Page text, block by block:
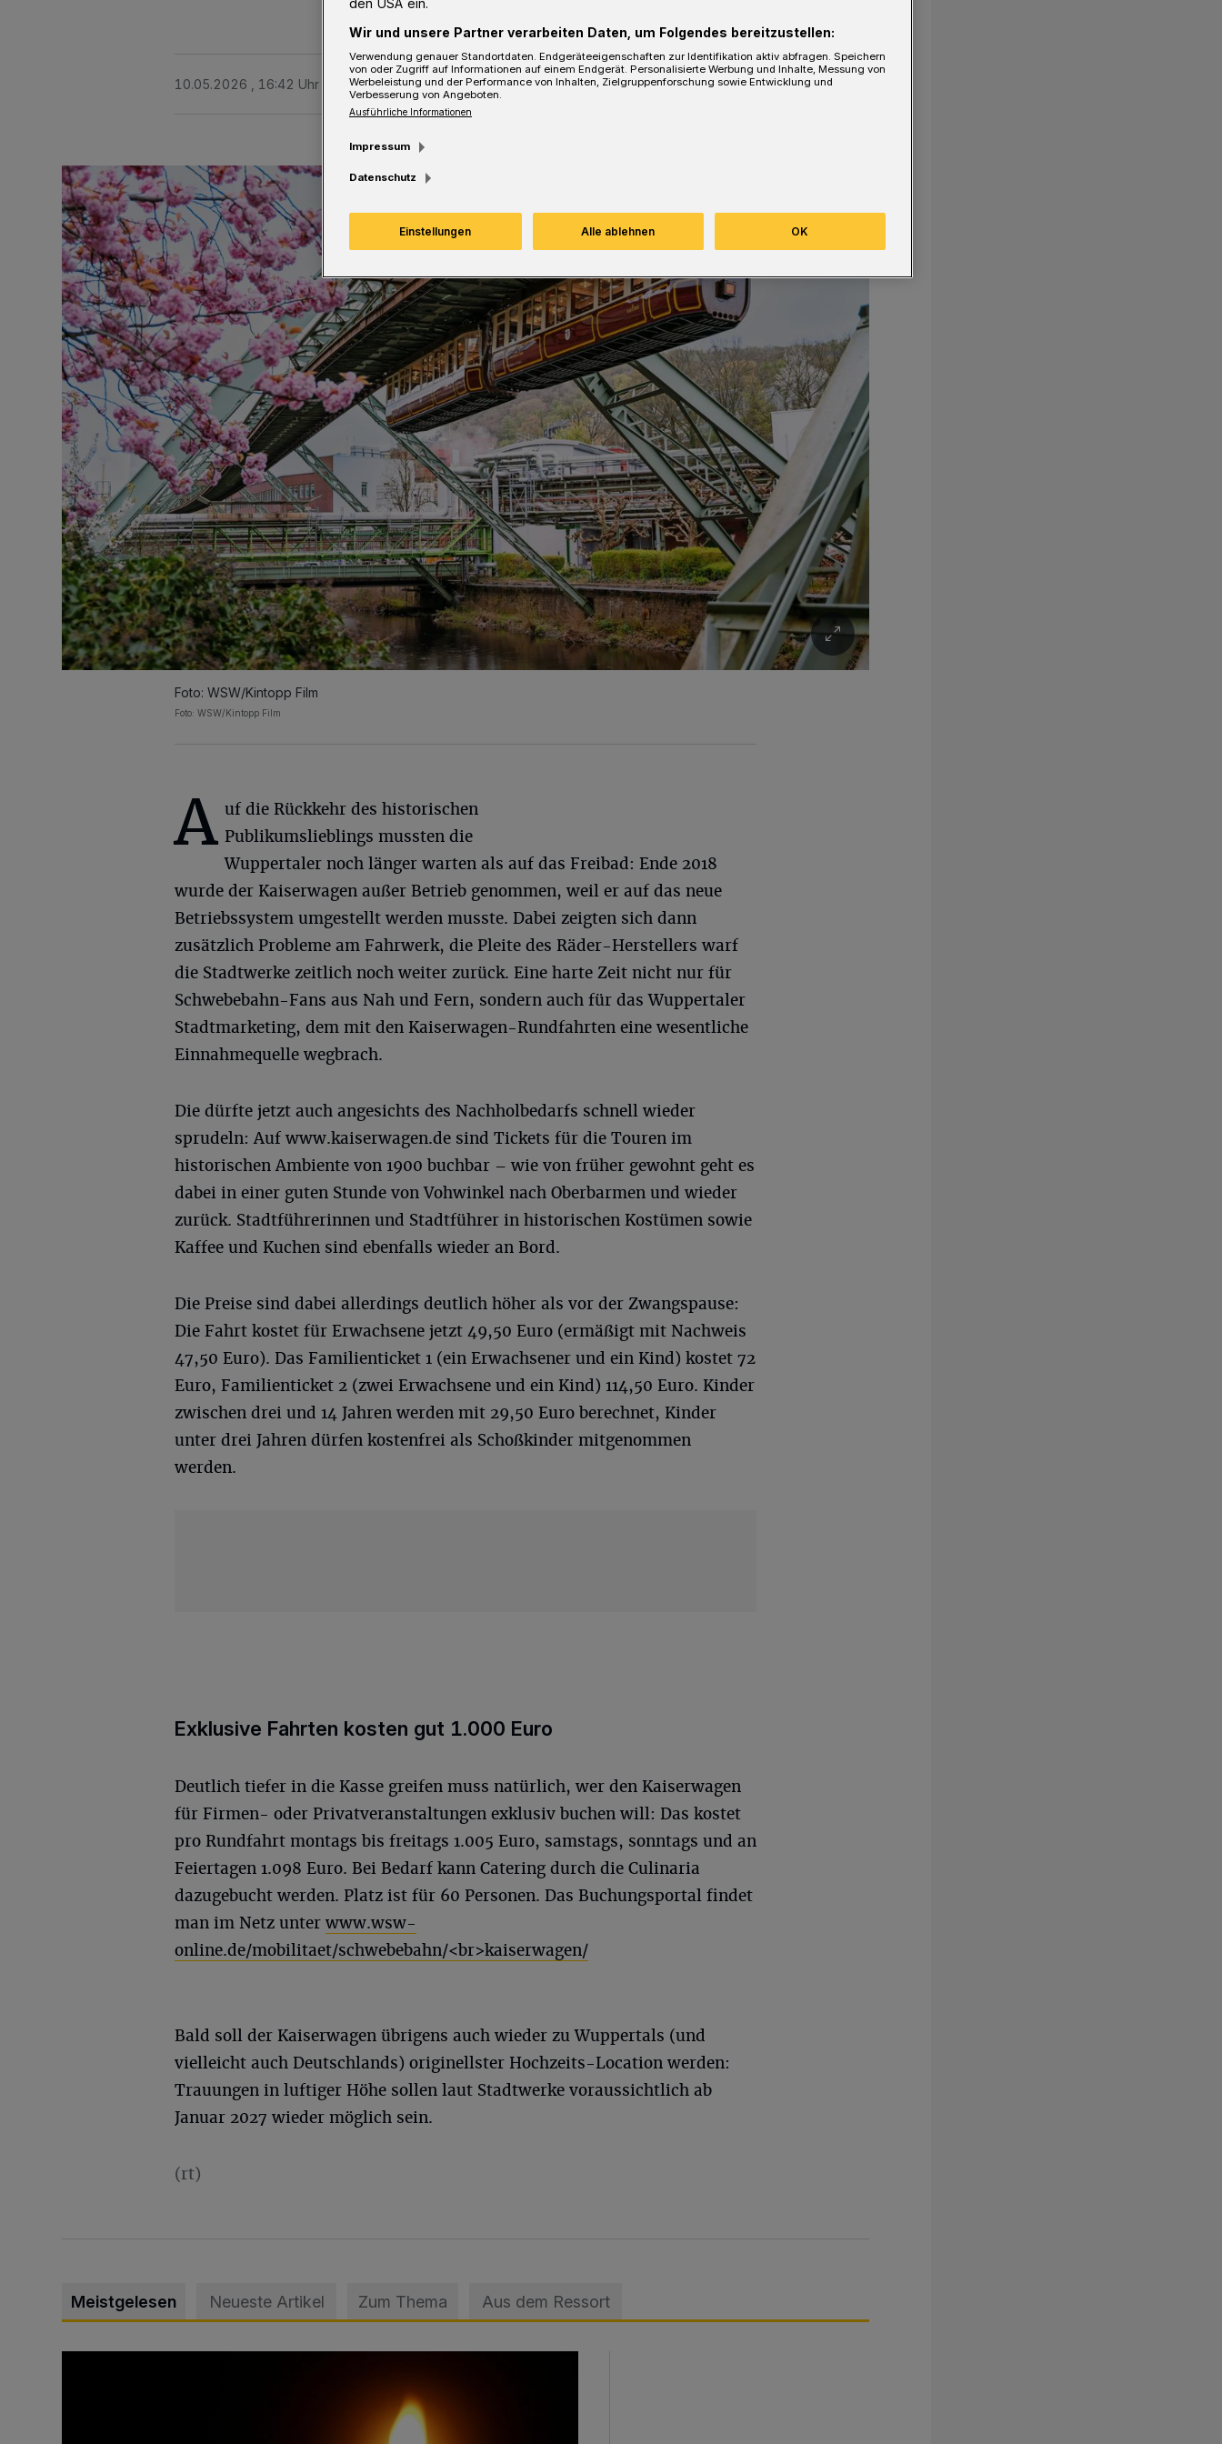
10.05.2026 , 16:42 Uhr 2 Minuten Lesezeit
Foto: WSW/Kintopp Film
Foto: WSW/Kintopp Film
A uf die Rückkehr des historischen
Publikumslieblings mussten die
Wuppertaler noch länger warten als auf das Freibad: Ende 2018
wurde der Kaiserwagen außer Betrieb genommen, weil er auf das neue
Betriebssystem umgestellt werden musste. Dabei zeigten sich dann
zusätzlich Probleme am Fahrwerk, die Pleite des Räder-Herstellers warf
die Stadtwerke zeitlich noch weiter zurück. Eine harte Zeit nicht nur für
Schwebebahn-Fans aus Nah und Fern, sondern auch für das Wuppertaler
Stadtmarketing, dem mit den Kaiserwagen-Rundfahrten eine wesentliche
Einnahmequelle wegbrach.
Die dürfte jetzt auch angesichts des Nachholbedarfs schnell wieder
sprudeln: Auf www.kaiserwagen.de sind Tickets für die Touren im
historischen Ambiente von 1900 buchbar – wie von früher gewohnt geht es
dabei in einer guten Stunde von Vohwinkel nach Oberbarmen und wieder
zurück. Stadtführerinnen und Stadtführer in historischen Kostümen sowie
Kaffee und Kuchen sind ebenfalls wieder an Bord.
Die Preise sind dabei allerdings deutlich höher als vor der Zwangspause:
Die Fahrt kostet für Erwachsene jetzt 49,50 Euro (ermäßigt mit Nachweis
47,50 Euro). Das Familienticket 1 (ein Erwachsener und ein Kind) kostet 72
Euro, Familienticket 2 (zwei Erwachsene und ein Kind) 114,50 Euro. Kinder
zwischen drei und 14 Jahren werden mit 29,50 Euro berechnet, Kinder
unter drei Jahren dürfen kostenfrei als Schoßkinder mitgenommen
werden.
Exklusive Fahrten kosten gut 1.000 Euro
Deutlich tiefer in die Kasse greifen muss natürlich, wer den Kaiserwagen
für Firmen- oder Privatveranstaltungen exklusiv buchen will: Das kostet
pro Rundfahrt montags bis freitags 1.005 Euro, samstags, sonntags und an
Feiertagen 1.098 Euro. Bei Bedarf kann Catering durch die Culinaria
dazugebucht werden. Platz ist für 60 Personen. Das Buchungsportal findet
man im Netz unter www.wsw-
online.de/mobilitaet/schwebebahn/<br>kaiserwagen/
Bald soll der Kaiserwagen übrigens auch wieder zu Wuppertals (und
vielleicht auch Deutschlands) originellster Hochzeits-Location werden:
Trauungen in luftiger Höhe sollen laut Stadtwerke voraussichtlich ab
Januar 2027 wieder möglich sein.
(rt)
Meistgelesen Neueste Artikel Zum Thema Aus dem Ressort
den USA ein.
Wir und unsere Partner verarbeiten Daten, um Folgendes bereitzustellen:
Verwendung genauer Standortdaten. Endgeräteeigenschaften zur Identifikation aktiv abfragen. Speichern
von oder Zugriff auf Informationen auf einem Endgerät. Personalisierte Werbung und Inhalte, Messung von
Werbeleistung und der Performance von Inhalten, Zielgruppenforschung sowie Entwicklung und
Verbesserung von Angeboten.
Ausführliche Informationen
Impressum
Datenschutz
Einstellungen Alle ablehnen OK